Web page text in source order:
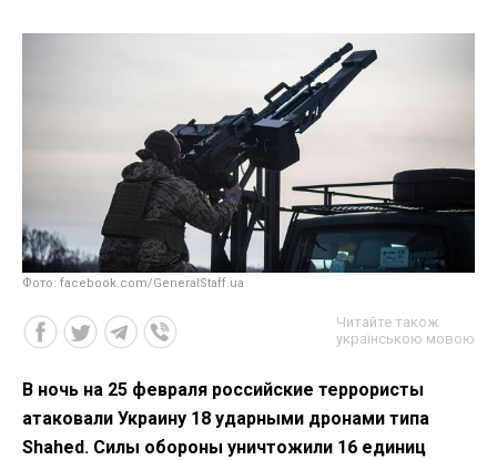
Фото: facebook.com/GeneralStaff.ua
Читайте також
українською мовою
В ночь на 25 февраля российские террористы
атаковали Украину 18 ударными дронами типа
Shahed. Силы обороны уничтожили 16 единиц